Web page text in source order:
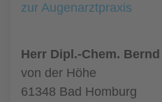
zur Augenarztpraxis
Herr Dipl.-Chem.
von der Höhe
61348 Bad Homburg